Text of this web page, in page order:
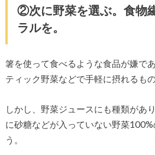
②次に野菜を選ぶ。食物
ラルを。
箸を使って食べるような食品が嫌で
ティック野菜などで手軽に摂れるも
しかし、野菜ジュースにも種類があ
に砂糖などが入っていない野菜
う。